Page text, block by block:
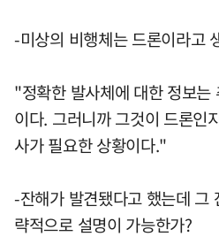
-미상의 비행체는 드론이라고
"정확한 발사체에 대한 정보는
이다. 그러니까 그것이 드론인
사가 필요한 상황이다."
-잔해가 발견됐다고 했는데 그
략적으로 설명이 가능한가?